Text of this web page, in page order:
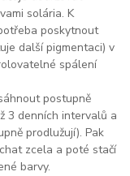
solária. K
poskytnout
další pigmentaci) v
spálení
postupně
3 denních intervalů a
prodlužují). Pak
zcela a poté stačí
barvy.